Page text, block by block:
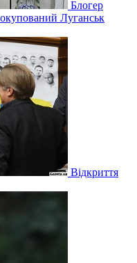
Блогер
окупований Луганськ
Відкриття